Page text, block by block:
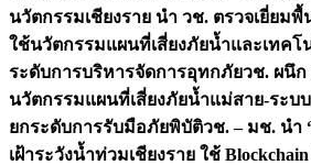
นวัตกรรมเชียงราย นำ วช. ตรวจเยี่ยม
ใช้นวัตกรรมแผนที่เสี่ยงภัยน้ำและเทค
ระดับการบริหารจัดการอุทกภัยวช. ผนึก
นวัตกรรมแผนที่เสี่ยงภัยน้ำแม่สาย-ระบ
ยกระดับการรับมือภัยพิบัติวช. – มช. นำ
เฝ้าระวังน้ำท่วมเชียงราย ใช้